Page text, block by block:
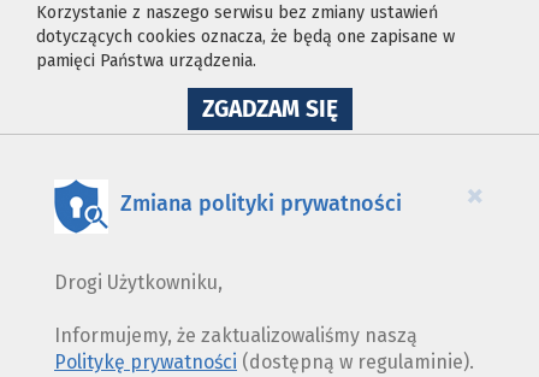
Korzystanie z naszego serwisu bez zmiany ustawień
dotyczących cookies oznacza, że będą one zapisane w
pamięci Państwa urządzenia.
ZGADZAM SIĘNA
WYKORZYSTANIE
×
Zmiana polityki prywatności
Drogi Użytkowniku,
Informujemy, że zaktualizowaliśmy naszą
Politykę prywatności (dostępną w regulaminie).